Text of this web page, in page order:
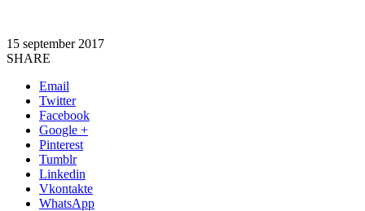
15 september 2017
SHARE
Email
Twitter
Facebook
Google +
Pinterest
Tumblr
Linkedin
Vkontakte
WhatsApp